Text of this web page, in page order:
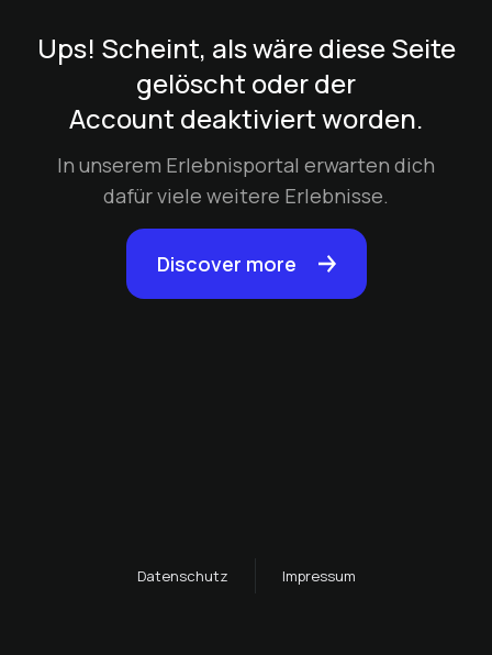
Ups! Scheint, als wäre diese Seite
gelöscht oder der
Account deaktiviert worden.
In unserem Erlebnisportal erwarten dich
dafür viele weitere Erlebnisse.
Discover more
Datenschutz Impressum